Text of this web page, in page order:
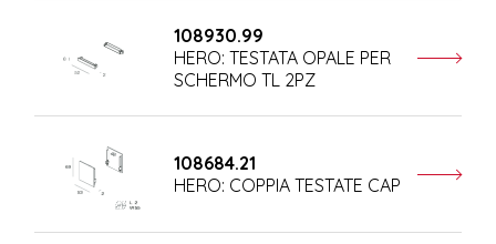
108930.99
HERO: TESTATA OPALE PER
SCHERMO TL 2PZ
108684.21
HERO: COPPIA TESTATE CAP